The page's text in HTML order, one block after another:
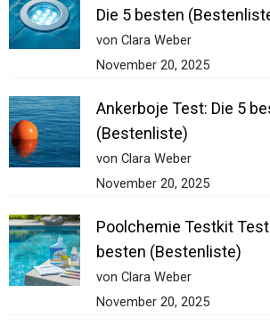
Test: Die 5 besten
(Bestenliste)
von Clara Weber
Ankerboje Test: Die 5
(Bestenliste)
von Clara Weber
Poolchemie Testkit Test:
5 besten (Bestenliste)
von Clara Weber